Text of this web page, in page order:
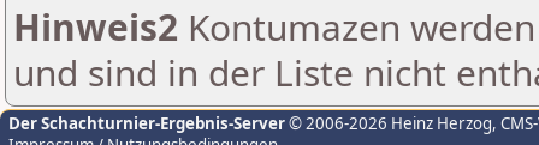
Hinweis2 Kontumazen
und sind in der Liste nicht
Der Schachturnier-Ergebnis-Server© 2006-2026 Heinz Herzog,